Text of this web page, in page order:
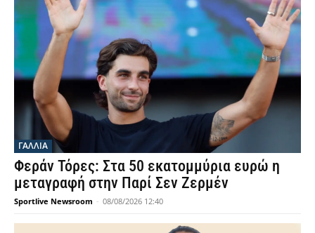
ΓΑΛΛΙΑ
Φεράν Τόρες: Στα 50 εκατομμύρια ευρώ η
μεταγραφή στην Παρί Σεν Ζερμέν
Sportlive Newsroom - 08/08/2026 12:40